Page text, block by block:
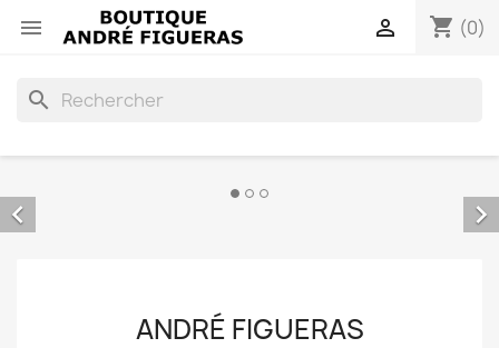
 shopping_cart (0)

search
 
ANDRÉ FIGUERAS